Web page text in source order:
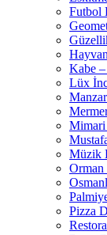
Futbol
Kabe
Lüx
Mimari
Müzik
Orman
Pizza